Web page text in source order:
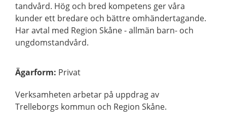
tandvård. Hög och bred kompetens ger våra
kunder ett bredare och bättre omhändertagande.
Har avtal med Region Skåne - allmän barn- och
ungdomstandvård.
Ägarform: Privat
Verksamheten arbetar på uppdrag av
Trelleborgs kommun och Region Skåne.